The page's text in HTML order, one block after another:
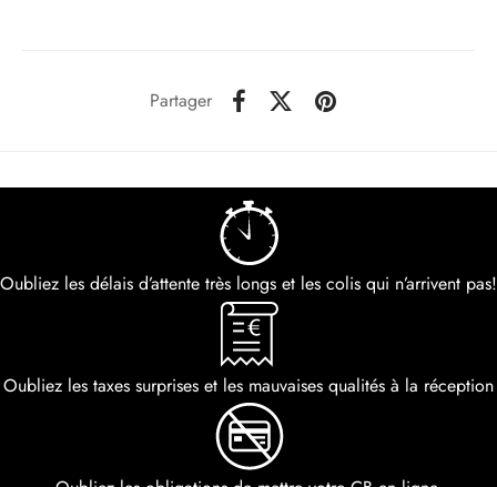
Partager
Oubliez les délais d’attente très longs et les colis qui n’arrivent pas!
Oubliez les taxes surprises et les mauvaises qualités à la réception